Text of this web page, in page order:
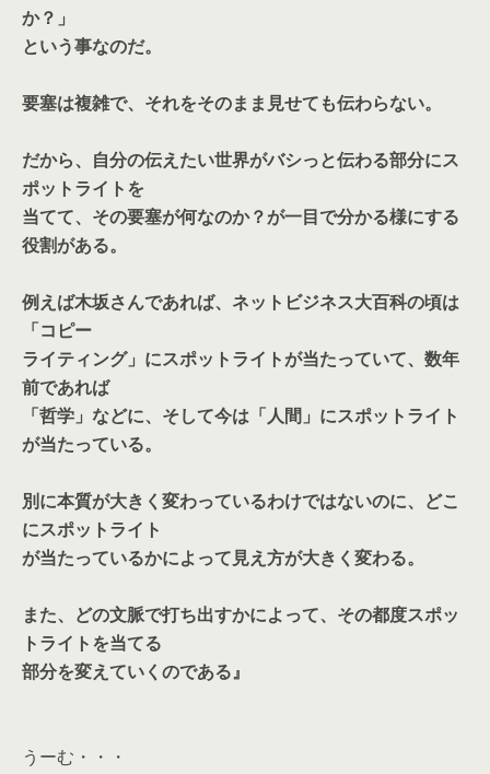
か？」
という事なのだ。
要塞は複雑で、それをそのまま見せても伝わらない。
だから、自分の伝えたい世界がバシっと伝わる部分にス
ポットライトを
当てて、その要塞が何なのか？が一目で分かる様にする
役割がある。
例えば木坂さんであれば、ネットビジネス大百科の頃は
「コピー
ライティング」にスポットライトが当たっていて、数年
前であれば
「哲学」などに、そして今は「人間」にスポットライト
が当たっている。
別に本質が大きく変わっているわけではないのに、どこ
にスポットライト
が当たっているかによって見え方が大きく変わる。
また、どの文脈で打ち出すかによって、その都度スポッ
トライトを当てる
部分を変えていくのである』
うーむ・・・